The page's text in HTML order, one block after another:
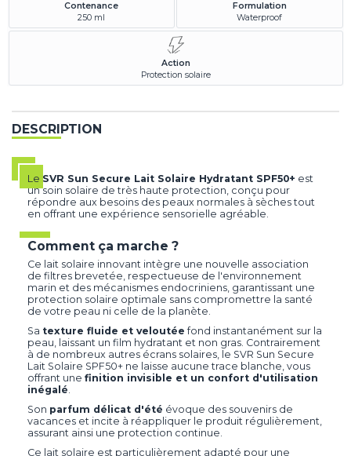
Contenance
250 ml
Formulation
Waterproof
Action
Protection solaire
DESCRIPTION
Le SVR Sun Secure Lait Solaire Hydratant SPF50+ est
un soin solaire de très haute protection, conçu pour
répondre aux besoins des peaux normales à sèches tout
en offrant une expérience sensorielle agréable.
Comment ça marche ?
Ce lait solaire innovant intègre une nouvelle association
de filtres brevetée, respectueuse de l'environnement
marin et des mécanismes endocriniens, garantissant une
protection solaire optimale sans compromettre la santé
de votre peau ni celle de la planète.
Sa texture fluide et veloutée fond instantanément sur la
peau, laissant un film hydratant et non gras. Contrairement
à de nombreux autres écrans solaires, le SVR Sun Secure
Lait Solaire SPF50+ ne laisse aucune trace blanche, vous
offrant une finition invisible et un confort d'utilisation
inégalé.
Son parfum délicat d'été évoque des souvenirs de
vacances et incite à réappliquer le produit régulièrement,
assurant ainsi une protection continue.
Ce lait solaire est particulièrement adapté pour une